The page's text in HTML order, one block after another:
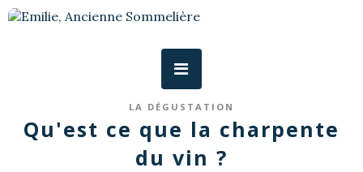
LA DÉGUSTATION
Qu'est ce que la charpente
du vin ?